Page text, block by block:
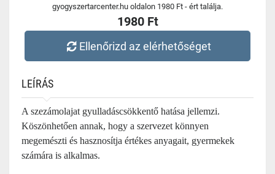
gyogyszertarcenter.hu oldalon 1980 Ft - ért találja.
1980 Ft
Ellenőrizd az elérhetőséget
LEÍRÁS
A szezámolajat gyulladáscsökkentő hatása jellemzi.
Köszönhetően annak, hogy a szervezet könnyen
megemészti és hasznosítja értékes anyagait, gyermekek
számára is alkalmas.